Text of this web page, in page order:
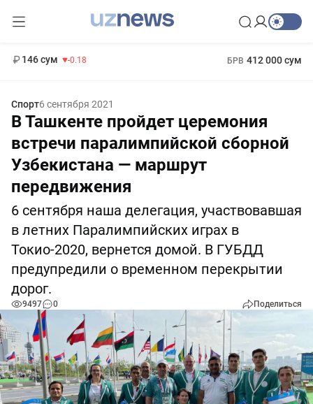
146 сум -0.18 БРВ 412 000 сум
Спорт6 сентября 2021
В Ташкенте пройдет церемония
встречи паралимпийской сборной
Узбекистана — маршрут
передвижения
6 сентября наша делегация, участвовавшая
в летних Паралимпийских играх в
Токио-2020, вернется домой. В ГУБДД
предупредили о временном перекрытии
дорог.
9497 0 Поделиться